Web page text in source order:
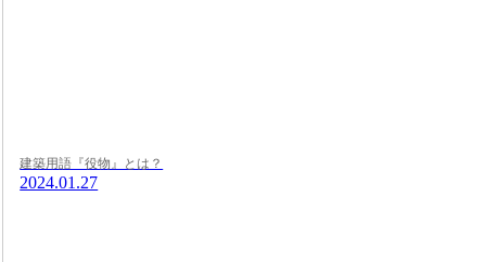
建築用語『役物』とは？
2024.01.27